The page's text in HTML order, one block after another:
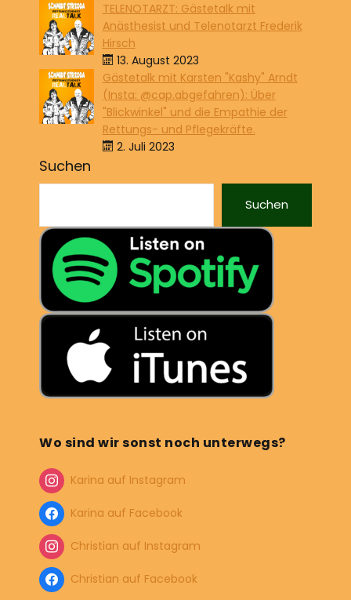
TELENOTARZT: Gästetalk mit
Anästhesist und Telenotarzt Frederik
Hirsch
13. August 2023
Gästetalk mit Karsten "Kashy" Arndt
(Insta: @cap.abgefahren): Über
"Blickwinkel" und die Empathie der
Rettungs- und Pflegekräfte.
2. Juli 2023
Suchen
Suchen
Wo sind wir sonst noch unterwegs?
Karina auf Instagram
Karina auf Facebook
Christian auf Instagram
Christian auf Facebook